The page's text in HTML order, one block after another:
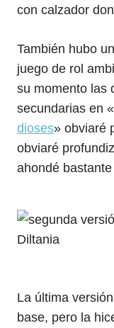
con calzador
También hubo
juego de rol
su momento las
secundarias en «
dioses» obviaré
obviaré
ahondé
La última
base, pero la